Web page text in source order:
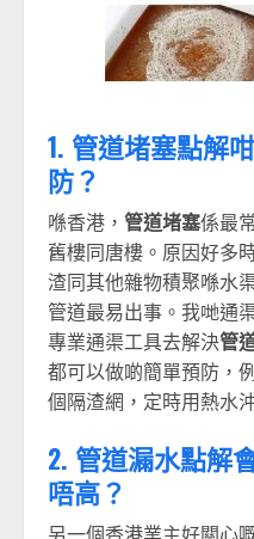
1. 管道堵塞點解
防？
喺香港， 管道堵塞係最
舊樓同唐樓。原因好多
渣同其他雜物積聚喺水
管道最易出事。我哋通
專業通渠工具去解決管
都可以做啲簡單預防，
個隔渣網，定時用熱水
2. 管道漏水點解
唔高？
另一個香港業主好關心